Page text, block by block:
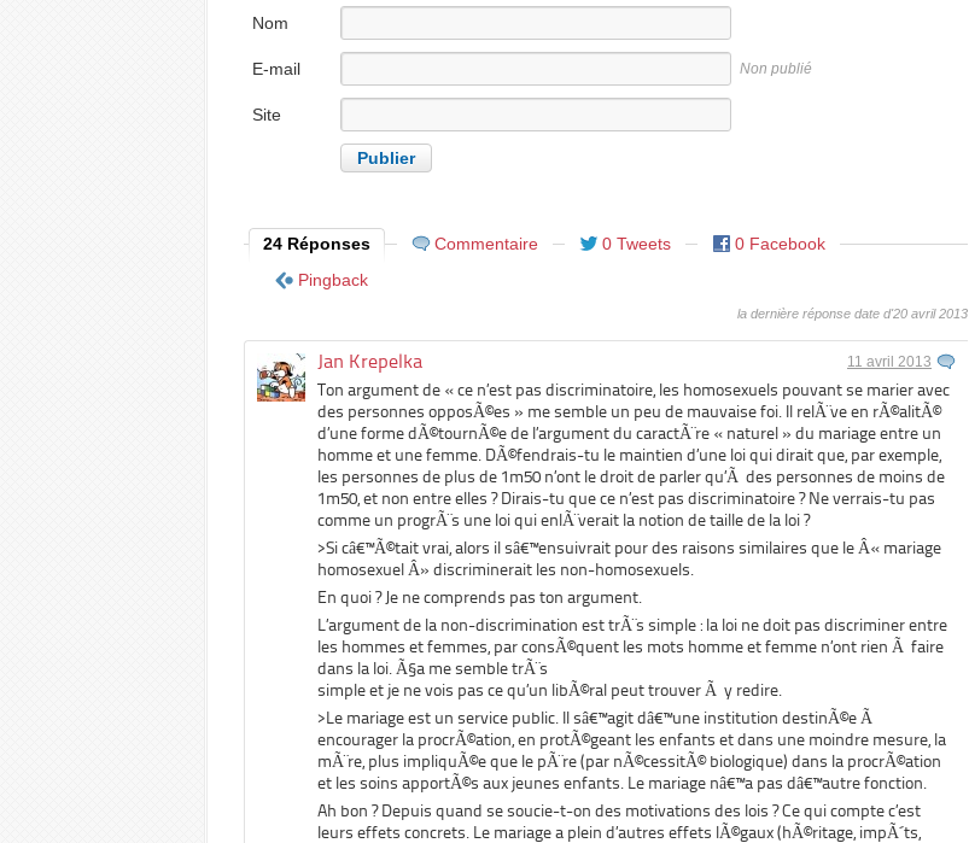
Nom
E-mail Non publié
Site
24 Réponses Commentaire 0 Tweets
0 Facebook
Pingback
la dernière réponse date d'20 avril 2013
Jan Krepelka 11 avril 2013
Ton argument de « ce n’est pas discriminatoire, les homosexuels pouvant se marier avec
des personnes opposÃ©es » me semble un peu de mauvaise foi. Il relÃ¨ve en rÃ©alitÃ©
d’une forme dÃ©tournÃ©e de l’argument du caractÃ¨re « naturel » du mariage entre un
homme et une femme. DÃ©fendrais-tu le maintien d’une loi qui dirait que, par exemple,
les personnes de plus de 1m50 n’ont le droit de parler qu’Ã des personnes de moins de
1m50, et non entre elles ? Dirais-tu que ce n’est pas discriminatoire ? Ne verrais-tu pas
comme un progrÃ¨s une loi qui enlÃ¨verait la notion de taille de la loi ?
>Si câ€™Ã©tait vrai, alors il sâ€™ensuivrait pour des raisons similaires que le Â« mariage
homosexuel Â» discriminerait les non-homosexuels.
En quoi ? Je ne comprends pas ton argument.
L’argument de la non-discrimination est trÃ¨s simple : la loi ne doit pas discriminer entre
les hommes et femmes, par consÃ©quent les mots homme et femme n’ont rien Ã faire
dans la loi. Ã§a me semble trÃ¨s
simple et je ne vois pas ce qu’un libÃ©ral peut trouver Ã y redire.
>Le mariage est un service public. Il sâ€™agit dâ€™une institution destinÃ©e Ã
encourager la procrÃ©ation, en protÃ©geant les enfants et dans une moindre mesure, la
mÃ¨re, plus impliquÃ©e que le pÃ¨re (par nÃ©cessitÃ© biologique) dans la procrÃ©ation
et les soins apportÃ©s aux jeunes enfants. Le mariage nâ€™a pas dâ€™autre fonction.
Ah bon ? Depuis quand se soucie-t-on des motivations des lois ? Ce qui compte c’est
leurs effets concrets. Le mariage a plein d’autres effets lÃ©gaux (hÃ©ritage, impÃ´ts,